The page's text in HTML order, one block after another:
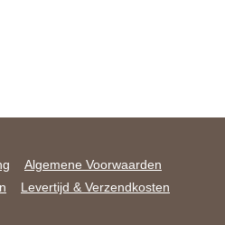
Algemene Voorwaarden
Levertijd & Verzendkosten